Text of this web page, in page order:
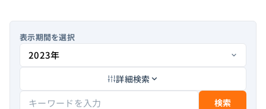
よく検索されるキーワード#AI#採用情報
#ビジネスパートナー#組込み
表示期間を選択
詳細検索
検索